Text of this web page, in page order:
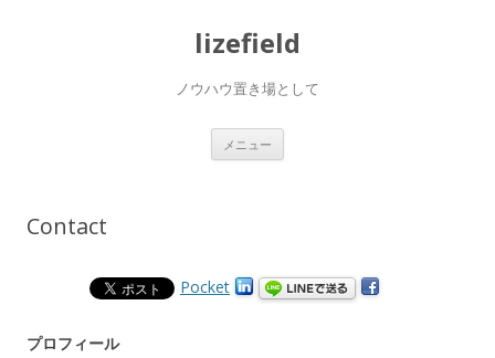
lizefield
ノウハウ置き場として
メニュー
プ
Contact
Pocket
プロフィール